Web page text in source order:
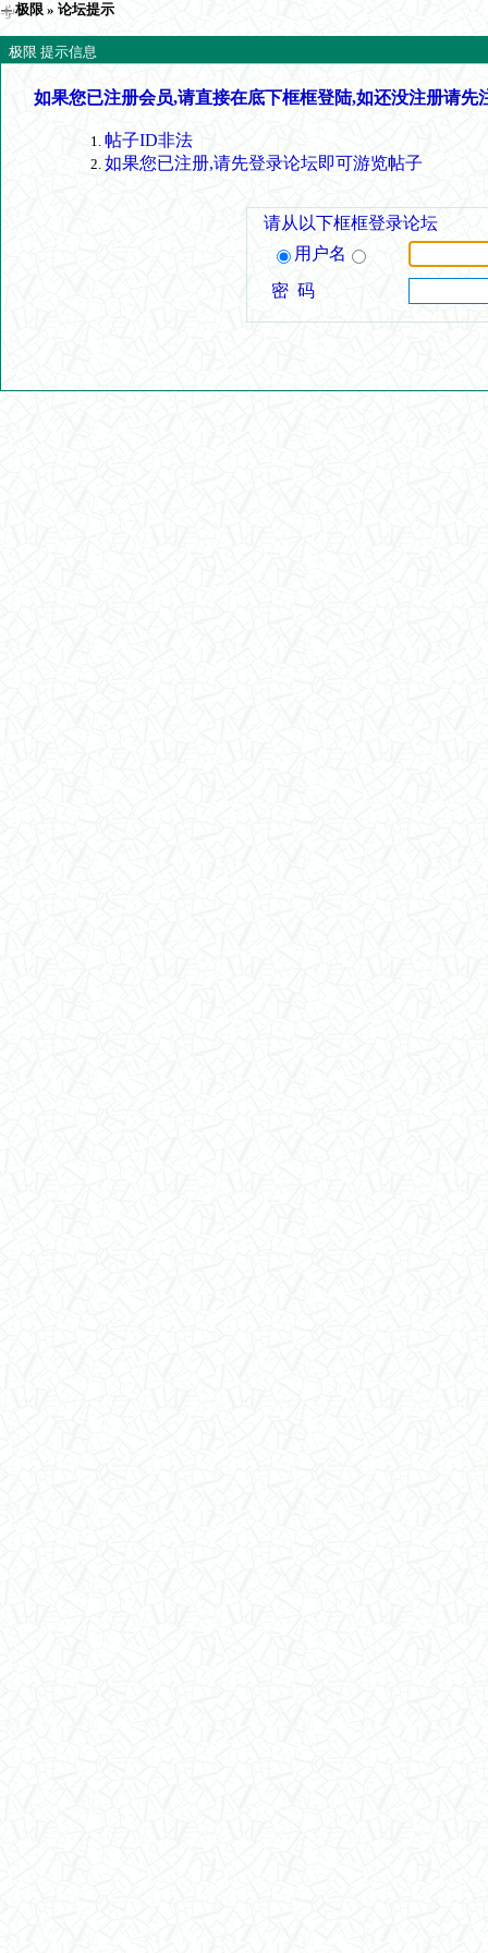
极限 » 论坛提示
极限 提示信息
如果您已注册会员,请直接在底下框框登陆,如还没注册请先
帖子ID非法
如果您已注册,请先登录论坛即可游览帖子
请从以下框框登录论坛
用户名
密 码